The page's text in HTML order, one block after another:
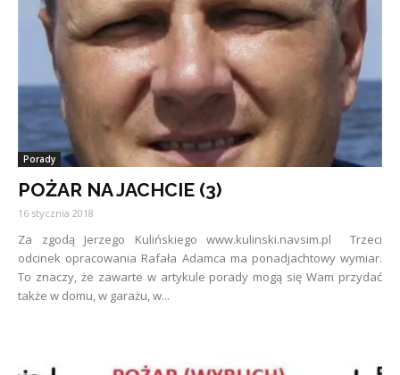
Porady
POŻAR NA JACHCIE (3)
16 stycznia 2018
Za zgodą Jerzego Kulińskiego www.kulinski.navsim.pl Trzeci
odcinek opracowania Rafała Adamca ma ponadjachtowy wymiar.
To znaczy, że zawarte w artykule porady mogą się Wam przydać
także w domu, w garażu, w...